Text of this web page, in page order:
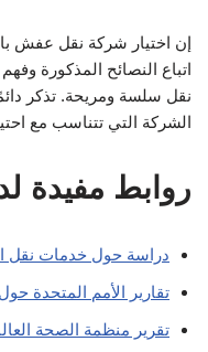
إن اختيار شركة نقل عفش
اتباع النصائح المذكورة
نقل سلسة ومريحة. تذكر
الشركة التي تتناسب مع
روابط مفيدة
دراسة حول خدمات نقل
تقارير الأمم المتحدة
تقرير منظمة الصحة